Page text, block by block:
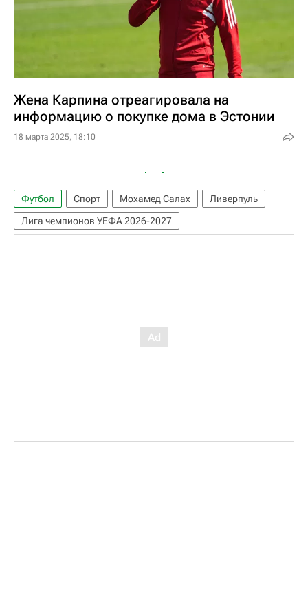
Жена Карпина отреагировала на
информацию о покупке дома в Эстонии
18 марта 2025, 18:10
Футбол Спорт Мохамед Салах
Ливерпуль
Лига чемпионов УЕФА 2026-2027